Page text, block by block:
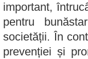
important,
pentru
societății. În
prevenției și